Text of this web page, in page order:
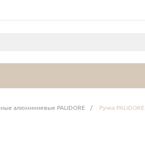
алюминиевые PALIDORE / Ручка